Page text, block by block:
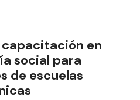
en
social para
de escuelas